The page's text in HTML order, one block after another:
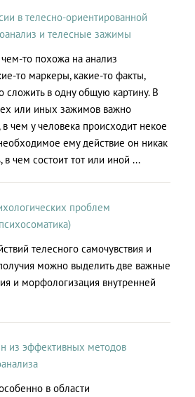
в телесно-ориентированной
и телесные зажимы
чем-то похожа на анализ
то маркеры, какие-то факты,
сложить в одну общую картину. В
или иных зажимов важно
в чем у человека происходит некое
ему действие он никак
чем состоит тот или иной ...
проблем
телесного самочувствия и
можно выделить две важные
и морфологизация внутренней
из эффективных методов
в области